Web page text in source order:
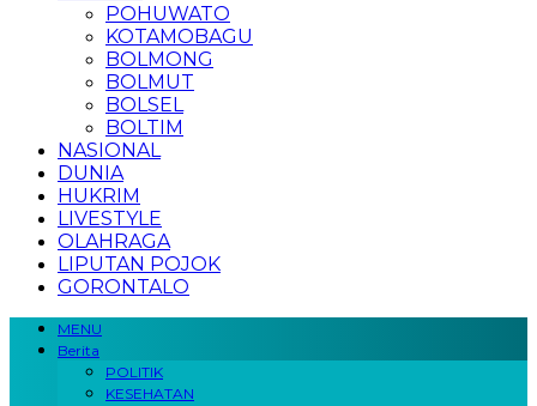
POHUWATO
KOTAMOBAGU
BOLMONG
BOLMUT
BOLSEL
BOLTIM
NASIONAL
DUNIA
HUKRIM
LIVESTYLE
OLAHRAGA
LIPUTAN POJOK
GORONTALO
MENU
Berita
POLITIK
KESEHATAN